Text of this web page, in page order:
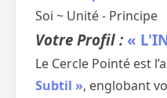
Soi ~ Unité - Principe
Votre Profil : «
Le Cercle Pointé est
Subtil », englobant